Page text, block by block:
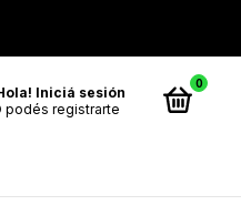
Iniciá sesión
podés registrarte
0